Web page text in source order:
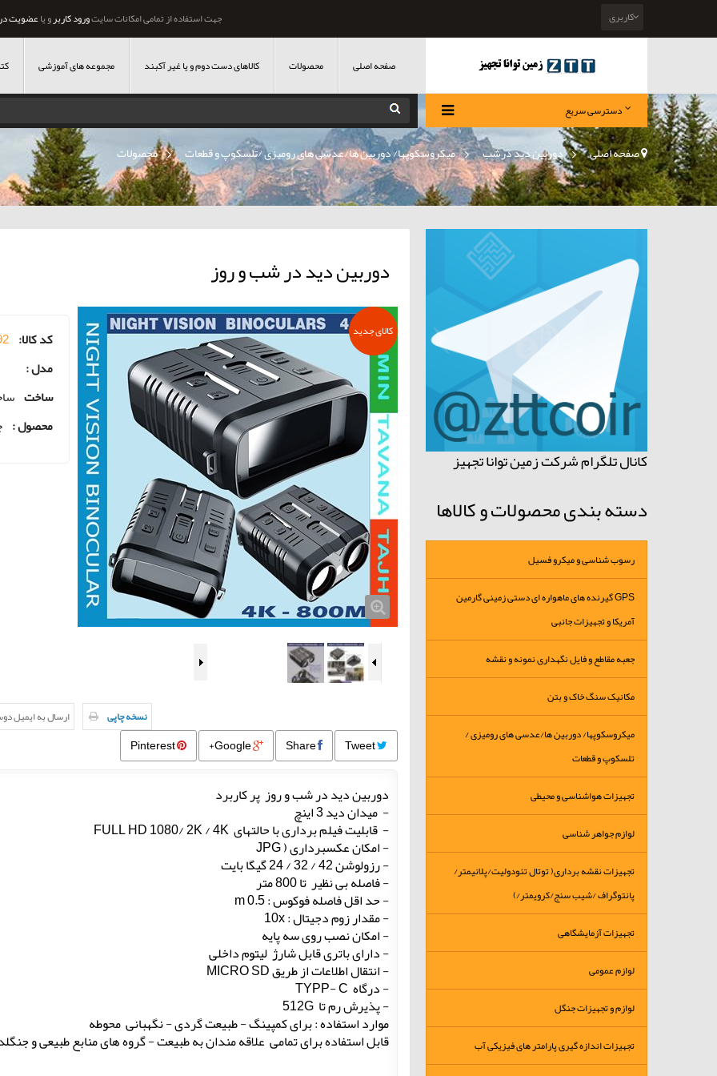
جهت استفاده از تمامی امکانات سایتورود کاربرو یاعضویت کاربری
صفحه اصلی محصولات کالاهای دست دوم و یا غیر آکبند مجموعه های آموزشی
دسترسی سریع
صفحه اصلی > دوربین دید درشب » میکروسکوپها/ دوربین ها/عدسی های رومیزی /تلسکوپ و قطعات » محصولات
کانال تلگرام شرکت زمین توانا تجهیز
دسته بندی محصولات و کالاها
رسوب شناسی و میکرو فسیل
GPS گیرنده های ماهواره ای دستی زمینی گارمین
آمریکا و تجهیزات جانبی
جعبه مقاطع و فایل نگهداری نمونه و نقشه
مکانیک سنگ خاک و بتن
میکروسکوپها/ دوربین ها/عدسی های رومیزی /
تلسکوپ و قطعات
تجهیزات هواشناسی و محیطی
لوازم جواهر شناسی
تجهیزات نقشه برداری( توتال تئودولیت/پلانیمتر/
پانتوگراف /شیب سنج/کرویمتر/)
تجهیزات آزمایشگاهی
لوازم عمومی
لوازم و تجهیزات جنگل
تجهیزات اندازه گیری پارامتر های فیزیکی آب
دوربین دید در شب و روز
کالای جدید کد کالا:
مدل :
ساخت
محصول :
ارسال به ایمیل نسخه چاپی
Tweet
Share
Google+
Pinterest
دوربین دید در شب و روز پر کاربرد
- میدان دید 3 اینچ
- قابلیت فیلم برداری با حالتهای FULL HD 1080/ 2K / 4K
- امکان عکسبرداری ( JPG
- رزولوشن 42 / 32 / 24 گیگا بایت
- فاصله بی نظیر تا 800 متر
- حد اقل فاصله فوکوس : 0.5 m
- مقدار زوم دجیتال : 10x
- امکان نصب روی سه پایه
- دارای باتری قابل شارژ لیتوم داخلی
- انتقال اطلاعات از طریق MICRO SD
- درگاه TYPP- C
- پذیرش رم تا 512G
موارد استفاده : برای کمپینگ - طبیعت گردی - نگهبانی محوطه
قابل استفاده برای تمامی علاقه مندان به طبیعت - گروه های منابع طبیعی و